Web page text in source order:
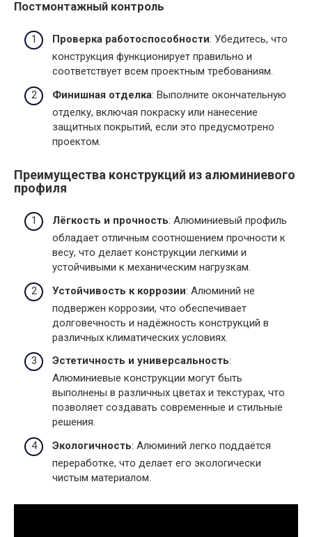
Постмонтажный контроль
Проверка работоспособности: Убедитесь, что
конструкция функционирует правильно и
соответствует всем проектным требованиям.
Финишная отделка: Выполните окончательную
отделку, включая покраску или нанесение
защитных покрытий, если это предусмотрено
проектом.
Преимущества конструкций из алюминиевого
профиля
Лёгкость и прочность: Алюминиевый профиль
обладает отличным соотношением прочности к
весу, что делает конструкции легкими и
устойчивыми к механическим нагрузкам.
Устойчивость к коррозии: Алюминий не
подвержен коррозии, что обеспечивает
долговечность и надёжность конструкций в
различных климатических условиях.
Эстетичность и универсальность:
Алюминиевые конструкции могут быть
выполнены в различных цветах и текстурах, что
позволяет создавать современные и стильные
решения.
Экологичность: Алюминий легко поддаётся
переработке, что делает его экологически
чистым материалом.